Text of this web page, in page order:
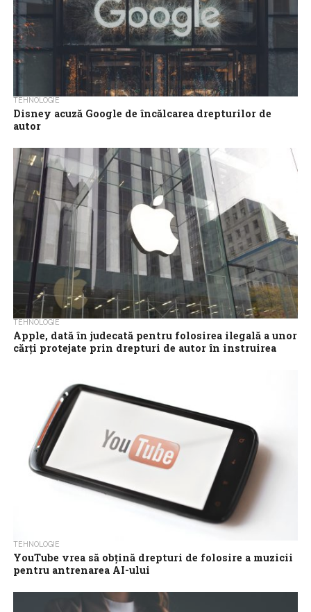
TEHNOLOGIE
Disney acuză Google de încălcarea drepturilor de
autor
de autor de la Disney, care susţine că AI-ul companiei de
tehnologie...
TEHNOLOGIE
Apple, dată în judecată pentru folosirea ilegală a unor
cărţi protejate prin drepturi de autor în instruirea
de doi neurocercetători americani care acuză compania că a
utilizat mii de...
TEHNOLOGIE
YouTube vrea să obţină drepturi de folosire a muzicii
pentru antrenarea AI-ului
cu mai multe case de discuri în vederea obţinerii acordului